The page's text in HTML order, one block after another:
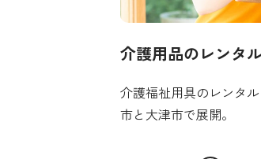
介護用品のレンタ
介護福祉用具のレンタ
市と大津市で展開。